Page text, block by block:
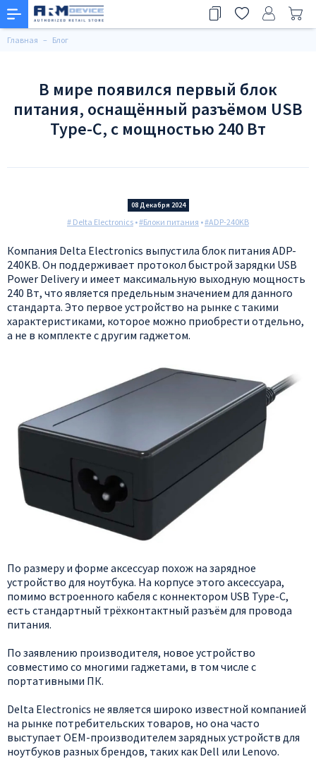
Главная Блог
В мире появился первый блок
питания, оснащённый разъёмом USB
Type-C, с мощностью 240 Вт
08 Декабря 2024
# Delta Electronics •#Блоки питания •#ADP-240KB
Компания Delta Electronics выпустила блок питания ADP-
240KB. Он поддерживает протокол быстрой зарядки USB
Power Delivery и имеет максимальную выходную мощность
240 Вт, что является предельным значением для данного
стандарта. Это первое устройство на рынке с такими
характеристиками, которое можно приобрести отдельно,
а не в комплекте с другим гаджетом.
По размеру и форме аксессуар похож на зарядное
устройство для ноутбука. На корпусе этого аксессуара,
помимо встроенного кабеля с коннектором USB Type-C,
есть стандартный трёхконтактный разъём для провода
питания.
По заявлению производителя, новое устройство
совместимо со многими гаджетами, в том числе с
портативными ПК.
Delta Electronics не является широко известной компанией
на рынке потребительских товаров, но она часто
выступает OEM-производителем зарядных устройств для
ноутбуков разных брендов, таких как Dell или Lenovo.